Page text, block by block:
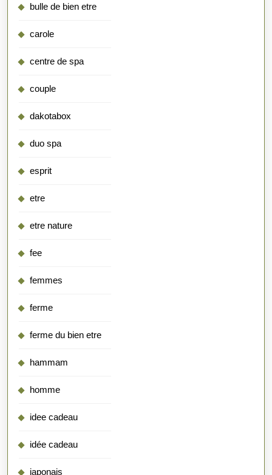
bulle de bien etre
carole
centre de spa
couple
dakotabox
duo spa
esprit
etre
etre nature
fee
femmes
ferme
ferme du bien etre
hammam
homme
idee cadeau
idée cadeau
japonais